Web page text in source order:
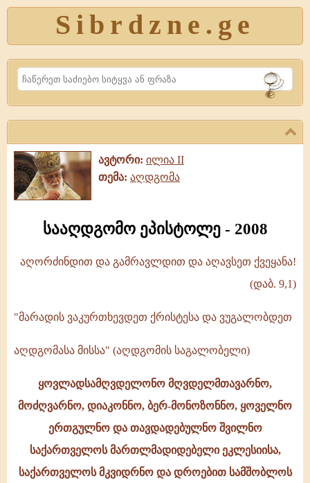
Sibrdzne.ge
Search
ავტორი: ილია II
თემა: აღდგომა
სააღდგომო ეპისტოლე - 2008
-
აღორძინდით და გამრავლდით და აღავსეთ ქვეყანა!
(დაბ. 9,1)
"მარადის ვაკურთხევდეთ ქრისტესა და ვუგალობდეთ
აღდგომასა მისსა" (აღდგომის საგალობელი)
ყოვლადსამღვდელონო მღვდელმთავარნო,
მოძღვარნო, დიაკონნო, ბერ-მონოზონნო, ყოველნო
ერთგულნო და თავდადებულნო შვილნო
საქართველოს მართლმადიდებელი ეკლესიისა,
საქართველოს მკვიდრნო და დროებით სამშობლოს